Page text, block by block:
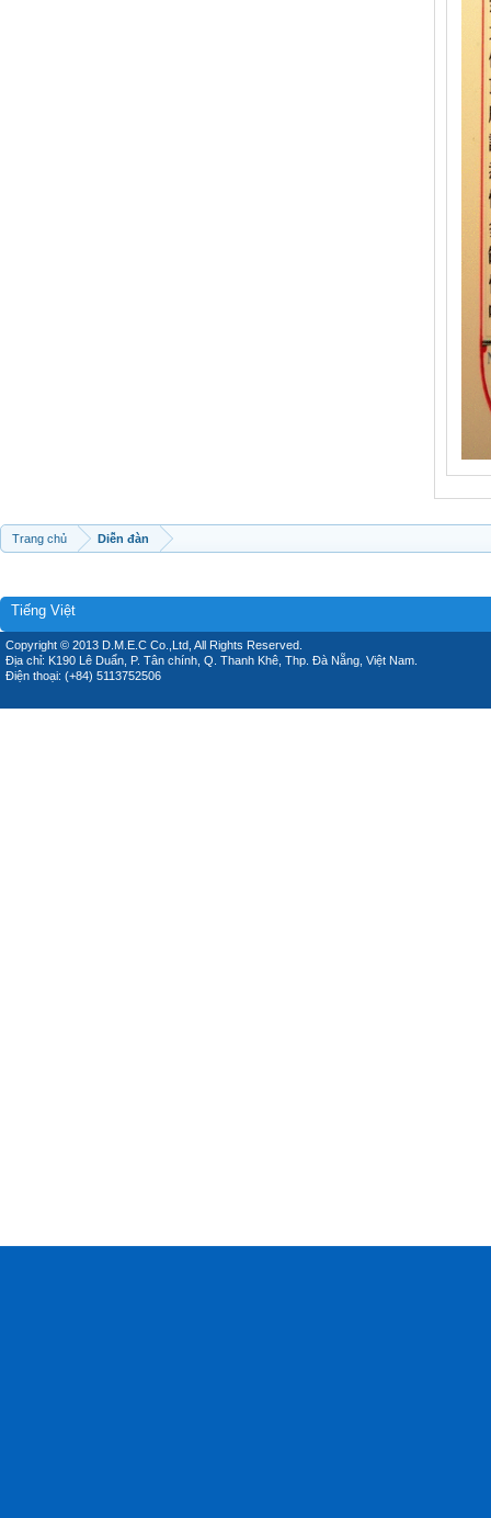
Trang chủ Diễn đàn
Tiếng Việt
Copyright © 2013 D.M.E.C Co.,Ltd, All Rights Reserved.
Địa chỉ: K190 Lê Duẩn, P. Tân chính, Q. Thanh Khê, Thp. Đà Nẵng, Việt Nam.
Điện thoại: (+84) 5113752506